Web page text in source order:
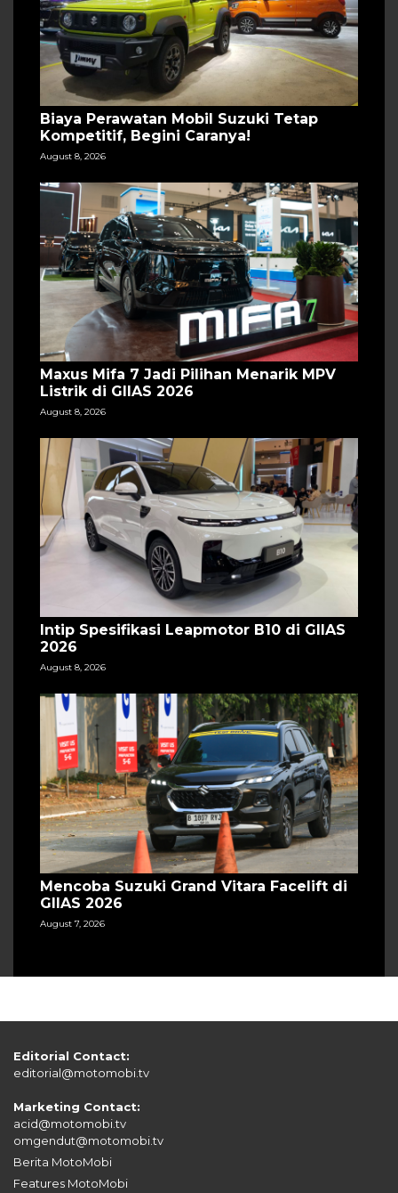
Biaya Perawatan Mobil Suzuki Tetap
Kompetitif, Begini Caranya!
August 8, 2026
Maxus Mifa 7 Jadi Pilihan Menarik MPV
Listrik di GIIAS 2026
August 8, 2026
Intip Spesifikasi Leapmotor B10 di GIIAS
2026
August 8, 2026
Mencoba Suzuki Grand Vitara Facelift di
GIIAS 2026
August 7, 2026
Editorial Contact:
editorial@motomobi.tv
Marketing Contact:
acid@motomobi.tv
omgendut@motomobi.tv
Berita MotoMobi
Features MotoMobi